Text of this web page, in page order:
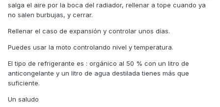
salga el aire por la boca del radiador, rellenar a tope cuando ya
no salen burbujas, y cerrar.
Rellenar el caso de expansión y controlar unos días.
Puedes usar la moto controlando nivel y temperatura.
El tipo de refrigerante es : orgánico al 50 % con un litro de
anticongelante y un litro de agua destilada tienes más que
suficiente.
Un saludo